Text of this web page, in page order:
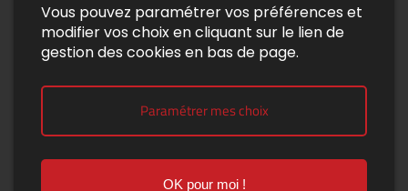
Voir la fiche du véhicule
Vous pouvez paramétrer vos préférences et
modifier vos choix en cliquant sur le lien de
gestion des cookies en bas de page.
Paramétrer mes choix
OK pour moi !